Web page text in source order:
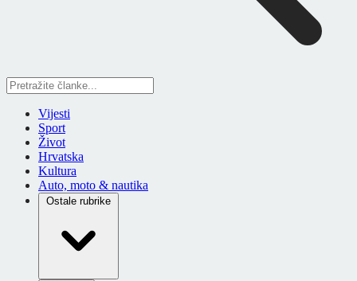
Vijesti
Sport
Život
Hrvatska
Kultura
Auto, moto & nautika
Ostale rubrike